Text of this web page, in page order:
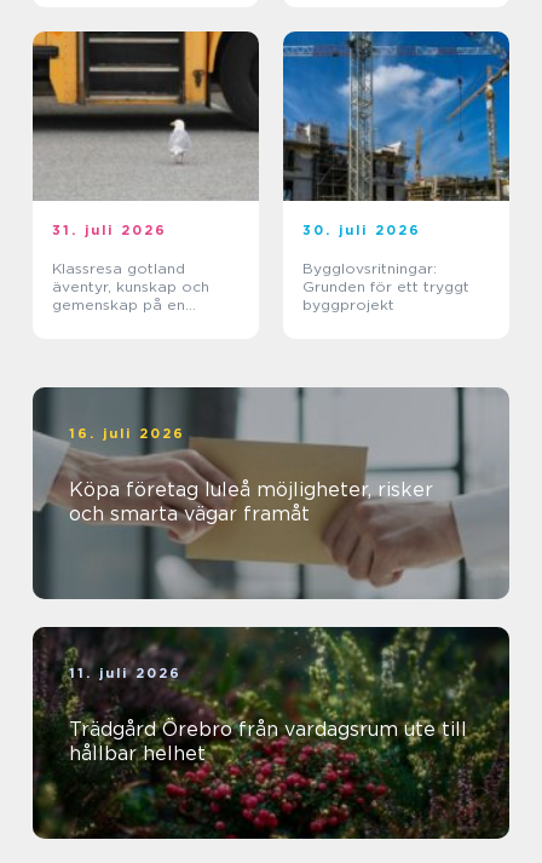
31. juli 2026
Klassresa gotland
äventyr, kunskap och
gemenskap på en
30. juli 2026
Bygglovsritningar:
Grunden för ett tryggt
byggprojekt
16. juli 2026
Köpa företag luleå möjligheter, risker
och smarta vägar framåt
11. juli 2026
Trädgård Örebro från vardagsrum ute till
hållbar helhet